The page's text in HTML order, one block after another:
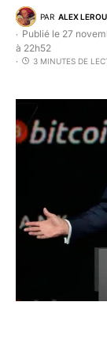
PAR ALEX
Publié le 27
à 22h52
3 MINUTES DE